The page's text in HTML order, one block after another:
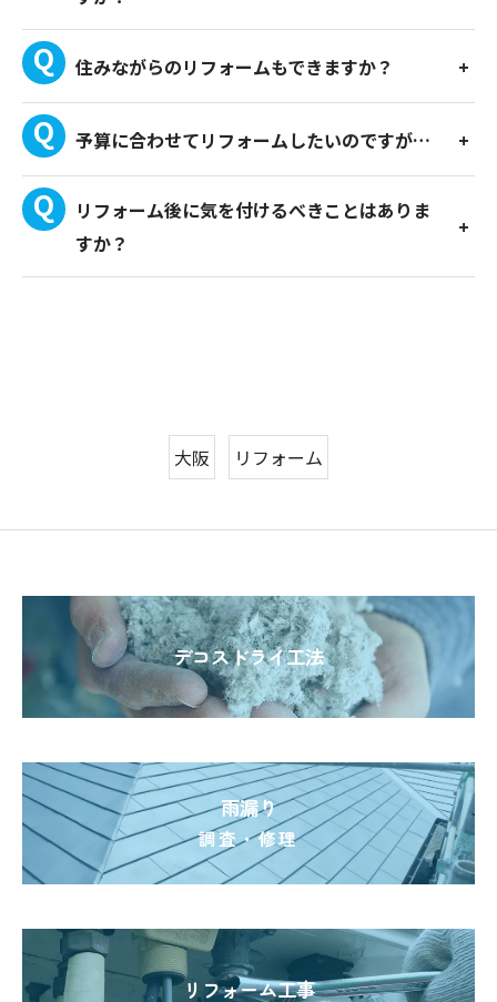
住みながらのリフォームもできますか？
予算に合わせてリフォームしたいのですが…
リフォーム後に気を付けるべきことはありま
すか？
大阪 リフォーム
デコスドライ工法
雨漏り
調査・修理
リフォーム工事